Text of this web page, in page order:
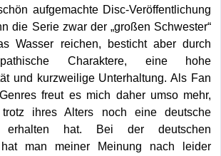
aufgemachte Disc-Veröffentlichung
die Serie zwar der „großen Schwester“
Wasser reichen, besticht aber durch
Charaktere, eine hohe
und kurzweilige Unterhaltung. Als Fan
freut es mich daher umso mehr,
ihres Alters noch eine deutsche
erhalten hat. Bei der deutschen
hat man meiner Meinung nach leider